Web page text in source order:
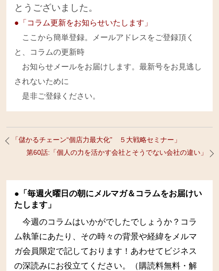
とうございました。
●「コラム更新をお知らせいたします」
ここから簡単登録。メールアドレスをご登録頂く
と、コラムの更新時
お知らせメールをお届けします。最新号をお見逃し
されないために
是非ご登録ください。
「儲かるチェーン“個店力最大化” ５大戦略セミナー」
第60話:「個人の力を活かす会社とそうでない会社の違い」
●「毎週火曜日の朝にメルマガ＆コラムをお届けい
たします」
今週のコラムはいかがでしたでしょうか？コラ
ム執筆にあたり、その時々の背景や経緯をメルマ
ガ会員限定で記しております！あわせてビジネス
の深読みにお役立てください。（購読料無料・解